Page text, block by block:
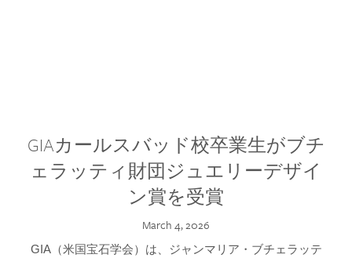
GIAカールスバッド校卒業生がブチ
ェラッティ財団ジュエリーデザイ
ン賞を受賞
March 4, 2026
GIA（米国宝石学会）は、ジャンマリア・ブチェラッテ